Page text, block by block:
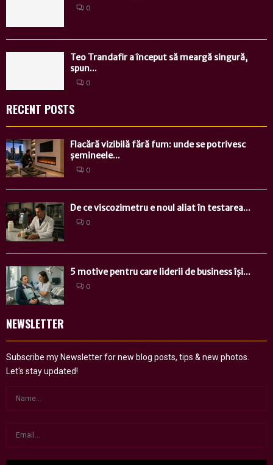
0
Teo Trandafir a început să meargă singură,
spun...
0
RECENT POSTS
Flacără vizibilă fără fum: unde se potrivesc
șemineele...
0
De ce viscozimetru e noul aliat în testarea...
0
5 motive pentru care liderii de business își...
0
NEWSLETTER
Subscribe my Newsletter for new blog posts, tips & new photos.
Let's stay updated!